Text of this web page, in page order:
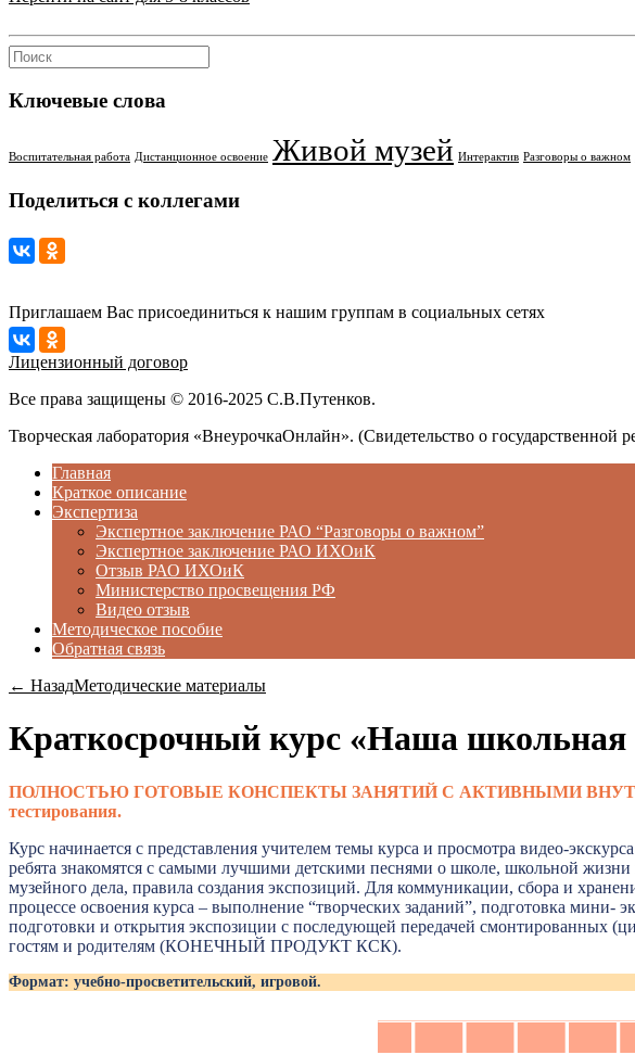
Ключевые слова
Воспитательная работа Дистанционное освоение Живой музей Интерактив Разговоры о важном
Поделиться с коллегами
Приглашаем Вас присоединиться к нашим группам в социальных сетях
Лицензионный договор
Все права защищены © 2016-2025 С.В.Путенков.
Творческая лаборатория «ВнеурочкаОнлайн». (Свидетельство о
Главная
Краткое описание
Экспертиза
Экспертное заключение РАО “Разговоры о важном”
Экспертное заключение РАО ИХОиК
Отзыв РАО ИХОиК
Министерство просвещения РФ
Видео отзыв
Методическое пособие
Обратная связь
← НазадМетодические материалы
Краткосрочный курс «Наша школьная
ПОЛНОСТЬЮ ГОТОВЫЕ КОНСПЕКТЫ ЗАНЯТИЙ С АКТИВНЫМИ
тестирования.
Курс начинается с представления учителем темы курса и просмотра видео-
ребята знакомятся с самыми лучшими детскими песнями о школе, школьной
музейного дела, правила создания экспозиций. Для коммуникации, сбора и
процессе освоения курса – выполнение “творческих заданий”, подготовка
подготовки и открытия экспозиции с последующей передачей смонтированных
гостям и родителям (КОНЕЧНЫЙ ПРОДУКТ КСК).
Формат: учебно-просветительский, игровой.